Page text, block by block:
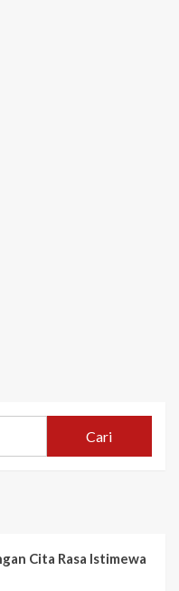
Cari
Cita Rasa Istimewa